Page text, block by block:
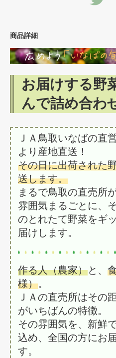
商品詳細
お届けする野
んで詰め合わ
ＪＡ鳥取いなばの直
より産地直送！
その日に出荷された
送します。
まるで鳥取の直売所
雰囲気まるごとに、
のとれたて野菜をギ
届けします。
作る人（農家）と、
様）。
ＪＡの直売所はその
がいちばんの特徴。
その雰囲気を、新鮮
込め、全国の方にお
す。